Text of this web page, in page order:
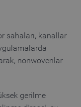
sahaları, kanallar
nonwovenlar
gerilme